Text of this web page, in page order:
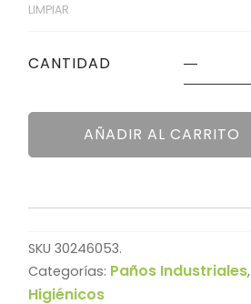
LIMPIAR
CANTIDAD
AÑADIR AL CARRITO
SKU30246053.
Categorías: Paños Industriales,
Higiénicos